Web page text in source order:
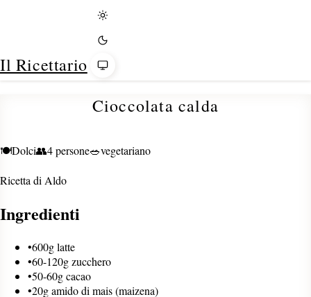
Il Ricettario
Tema
Cioccolata calda
🍽️Dolci👥4 persone🥗vegetariano
Ricetta di Aldo
Ingredienti
•600g latte
•60-120g zucchero
•50-60g cacao
•20g amido di mais (maizena)